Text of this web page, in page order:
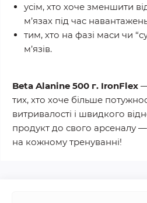
усім, хто хоче зменшити
м’язах під час
тим, хто на фазі маси чи
м’язів.
Beta Alanine 500 г. IronFlex
тих, хто хоче більше
витривалості і швидкого
продукт до свого арсеналу
на кожному тренуванні!